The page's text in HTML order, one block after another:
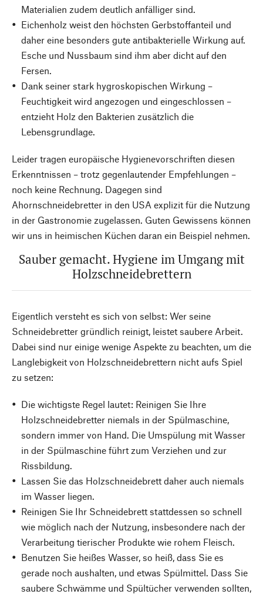
Materialien zudem deutlich anfälliger sind.
Eichenholz weist den höchsten Gerbstoffanteil und
daher eine besonders gute antibakterielle Wirkung auf.
Esche und Nussbaum sind ihm aber dicht auf den
Fersen.
Dank seiner stark hygroskopischen Wirkung –
Feuchtigkeit wird angezogen und eingeschlossen –
entzieht Holz den Bakterien zusätzlich die
Lebensgrundlage.
Leider tragen europäische Hygienevorschriften diesen
Erkenntnissen – trotz gegenlautender Empfehlungen –
noch keine Rechnung. Dagegen sind
Ahornschneidebretter in den USA explizit für die Nutzung
in der Gastronomie zugelassen. Guten Gewissens können
wir uns in heimischen Küchen daran ein Beispiel nehmen.
Sauber gemacht. Hygiene im Umgang mit
Holzschneidebrettern
Eigentlich versteht es sich von selbst: Wer seine
Schneidebretter gründlich reinigt, leistet saubere Arbeit.
Dabei sind nur einige wenige Aspekte zu beachten, um die
Langlebigkeit von Holzschneidebrettern nicht aufs Spiel
zu setzen:
Die wichtigste Regel lautet: Reinigen Sie Ihre
Holzschneidebretter niemals in der Spülmaschine,
sondern immer von Hand. Die Umspülung mit Wasser
in der Spülmaschine führt zum Verziehen und zur
Rissbildung.
Lassen Sie das Holzschneidebrett daher auch niemals
im Wasser liegen.
Reinigen Sie Ihr Schneidebrett stattdessen so schnell
wie möglich nach der Nutzung, insbesondere nach der
Verarbeitung tierischer Produkte wie rohem Fleisch.
Benutzen Sie heißes Wasser, so heiß, dass Sie es
gerade noch aushalten, und etwas Spülmittel. Dass Sie
saubere Schwämme und Spültücher verwenden sollten,